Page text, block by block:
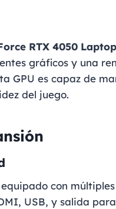
RTX 4050 Laptop
gráficos y una
GPU es capaz de
del juego.
con
USB, y salida